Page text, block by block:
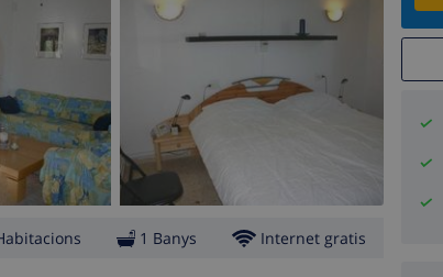
1 Banys Internet gratis